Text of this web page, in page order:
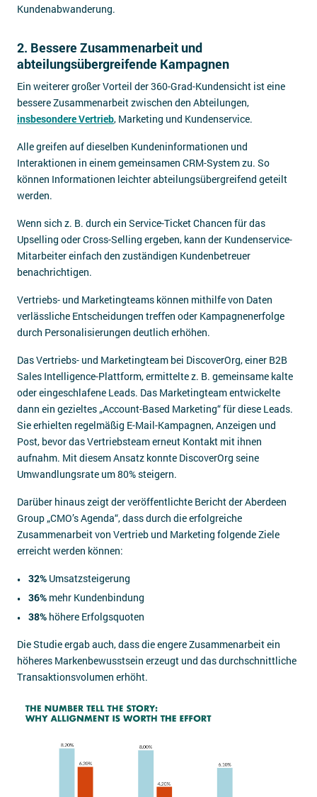
Kundenabwanderung.
2. Bessere Zusammenarbeit und
abteilungsübergreifende Kampagnen
Ein weiterer großer Vorteil der 360-Grad-Kundensicht ist eine
bessere Zusammenarbeit zwischen den Abteilungen,
insbesondere Vertrieb, Marketing und Kundenservice.
Alle greifen auf dieselben Kundeninformationen und
Interaktionen in einem gemeinsamen CRM-System zu. So
können Informationen leichter abteilungsübergreifend geteilt
werden.
Wenn sich z. B. durch ein Service-Ticket Chancen für das
Upselling oder Cross-Selling ergeben, kann der Kundenservice-
Mitarbeiter einfach den zuständigen Kundenbetreuer
benachrichtigen.
Vertriebs- und Marketingteams können mithilfe von Daten
verlässliche Entscheidungen treffen oder Kampagnenerfolge
durch Personalisierungen deutlich erhöhen.
Das Vertriebs- und Marketingteam bei DiscoverOrg, einer B2B
Sales Intelligence-Plattform, ermittelte z. B. gemeinsame kalte
oder eingeschlafene Leads. Das Marketingteam entwickelte
dann ein gezieltes „Account-Based Marketing“ für diese Leads.
Sie erhielten regelmäßig E-Mail-Kampagnen, Anzeigen und
Post, bevor das Vertriebsteam erneut Kontakt mit ihnen
aufnahm. Mit diesem Ansatz konnte DiscoverOrg seine
Umwandlungsrate um 80% steigern.
Darüber hinaus zeigt der veröffentlichte Bericht der Aberdeen
Group „CMO’s Agenda“, dass durch die erfolgreiche
Zusammenarbeit von Vertrieb und Marketing folgende Ziele
erreicht werden können:
32% Umsatzsteigerung
36% mehr Kundenbindung
38% höhere Erfolgsquoten
Die Studie ergab auch, dass die engere Zusammenarbeit ein
höheres Markenbewusstsein erzeugt und das durchschnittliche
Transaktionsvolumen erhöht.